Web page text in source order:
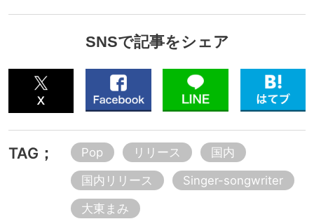
SNSで記事をシェア
TAG； Pop リリース
国内
国内リリース
Singer-songwriter
大東まみ